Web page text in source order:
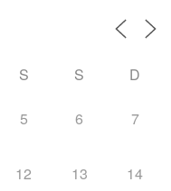
S S D
5 6 7
12 13 14